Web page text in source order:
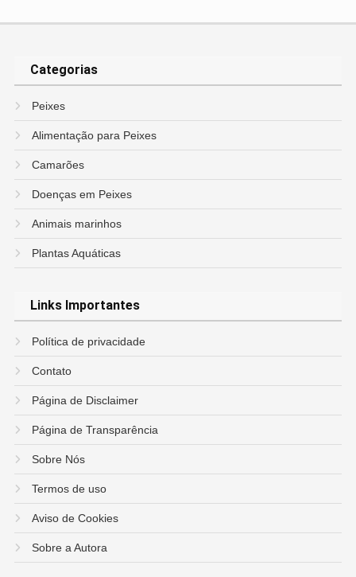
Categorias
Peixes
Alimentação para Peixes
Camarões
Doenças em Peixes
Animais marinhos
Plantas Aquáticas
Links Importantes
Política de privacidade
Contato
Página de Disclaimer
Página de Transparência
Sobre Nós
Termos de uso
Aviso de Cookies
Sobre a Autora